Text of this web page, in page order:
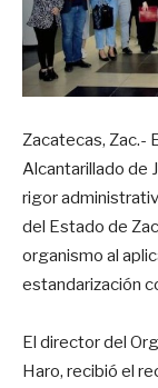
Zacatecas, Zac.-
Alcantarillado de
rigor
del Estado de
organismo al
estandarización
El director del
Haro, recibió el